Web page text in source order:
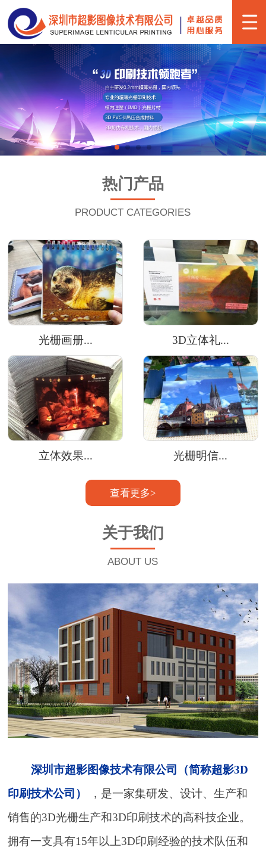
热门产品
PRODUCT CATEGORIES
光栅画册... 3D立体礼...
立体效果... 光栅明信...
查看更多>
关于我们
ABOUT US
深圳市超影图像技术有限公司（简称超影3D
印刷技术公司）
，是一家集研发、设计、生产和
销售的3D光栅生产和3D印刷技术的高科技企业。
拥有一支具有15年以上3D印刷经验的技术队伍和